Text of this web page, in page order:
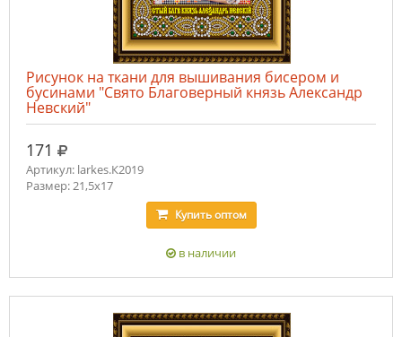
Рисунок на ткани для вышивания бисером и
бусинами "Свято Благоверный князь Александр
Невский"
171 руб.
Артикул: larkes.К2019
Размер: 21,5х17
Купитьоптом
в наличии